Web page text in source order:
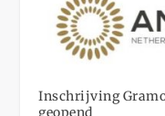
Inschrijving
geopend